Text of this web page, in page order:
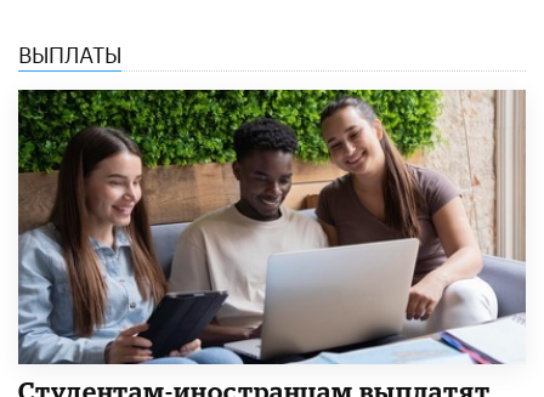
ВЫПЛАТЫ
Студентам-иностранцам выплатят